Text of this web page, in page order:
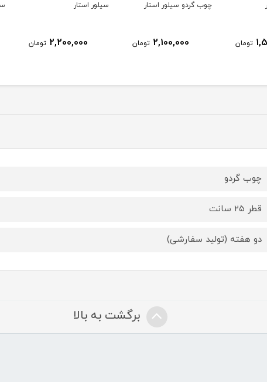
استار
تومان
سیلور استار
2,200,000 تومان
سیلور استار
1,750,000 تومان
چوب گردو
قطر ۲۵ سانت
دو‌ هفته (تولید سفارشی)
برگشت به بالا